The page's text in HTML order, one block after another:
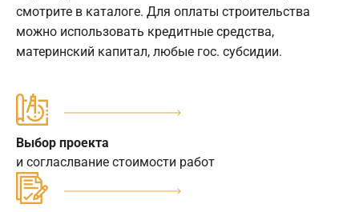
смотрите в каталоге. Для оплаты строительства
можно использовать кредитные средства,
материнский капитал, любые гос. субсидии.
Выбор проекта
и согласлвание стоимости работ